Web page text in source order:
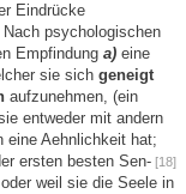
Eindrücke
psychologischen
Empfindung a) eine
sie sich geneigt
aufzunehmen, (ein
entweder mit andern
eine Aehnlichkeit hat;
ersten besten Sen- [18]
weil sie die Seele in